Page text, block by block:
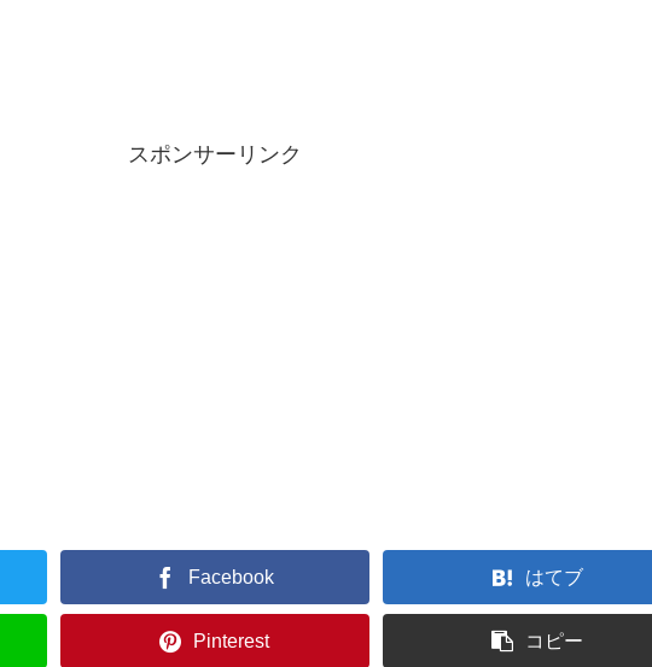
スポンサーリンク
Facebook はてブ
Pinterest コピー